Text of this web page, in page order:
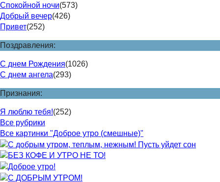
Спокойной ночи(573)
Добрый вечер(426)
Привет(252)
Поздравления:
С днем Рождения(1026)
С днем ангела(293)
Признания:
Я люблю тебя!(252)
Все рубрики
Все картинки "Доброе утро (смешные)"